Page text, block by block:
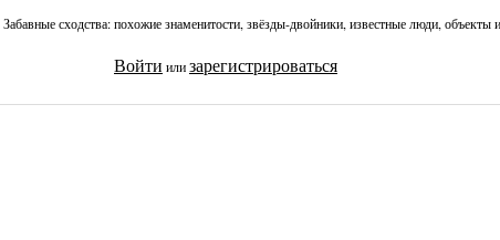
Забавные сходства: похожие знаменитости, звёзды-двойники, известные люди, объекты
Войти или зарегистрироваться